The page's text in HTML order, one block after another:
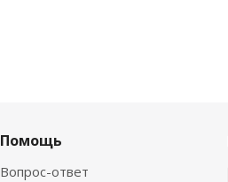
Помощь
Вопрос-ответ